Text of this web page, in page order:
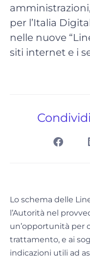
per l’Italia
nelle nuove
siti internet e i
Lo schema delle
l’Autorità nel
un’opportunità per
trattamento, e ai
indicazioni utili ad